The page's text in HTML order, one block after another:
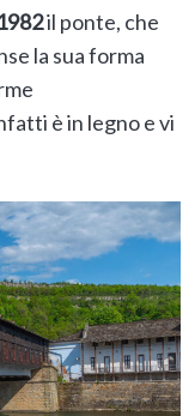
il ponte, che
la sua forma
è in legno e vi